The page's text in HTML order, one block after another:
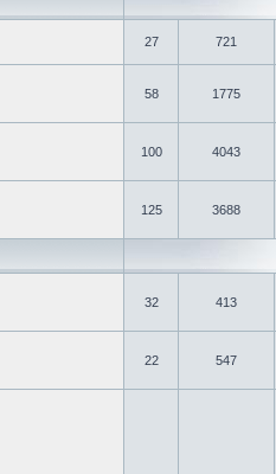
27 721
58 1775
100 4043
125 3688
32 413
22 547